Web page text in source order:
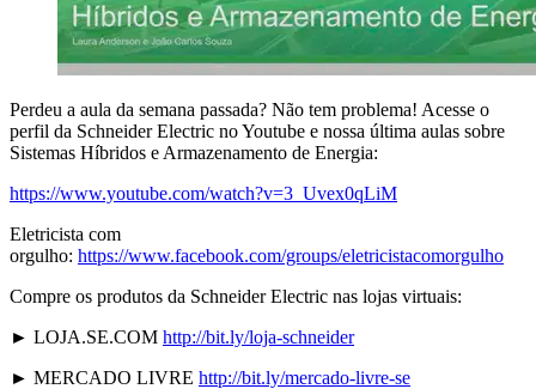
Perdeu a aula da semana passada? Não tem problema! Acesse o
perfil da Schneider Electric no Youtube e nossa última aulas sobre
Sistemas Híbridos e Armazenamento de Energia:
https://www.youtube.com/watch?v=3_Uvex0qLiM
Eletricista com
orgulho: https://www.facebook.com/groups/eletricistacomorgulho
Compre os produtos da Schneider Electric nas lojas virtuais:
► LOJA.SE.COM http://bit.ly/loja-schneider
► MERCADO LIVRE http://bit.ly/mercado-livre-se